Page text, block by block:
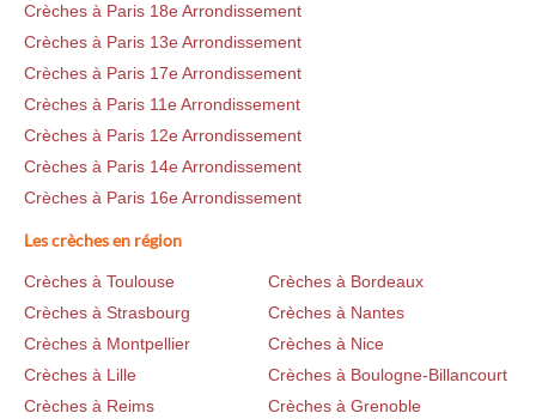
Crèches à Paris 18e Arrondissement
Crèches à Paris 13e Arrondissement
Crèches à Paris 17e Arrondissement
Crèches à Paris 11e Arrondissement
Crèches à Paris 12e Arrondissement
Crèches à Paris 14e Arrondissement
Crèches à Paris 16e Arrondissement
Les crèches en région
Crèches à Toulouse
Crèches à Bordeaux
Crèches à Strasbourg
Crèches à Nantes
Crèches à Montpellier
Crèches à Nice
Crèches à Lille
Crèches à Boulogne-Billancourt
Crèches à Reims
Crèches à Grenoble